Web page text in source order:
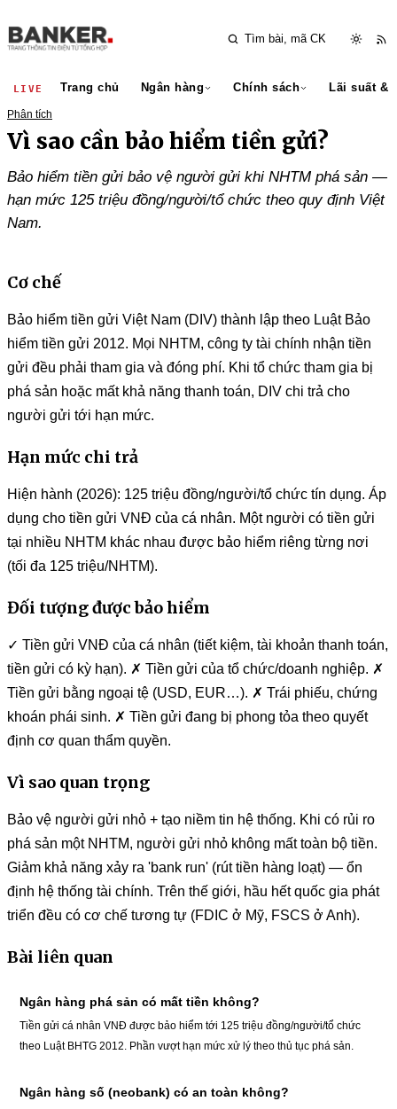
LIVE Trang chủ Ngân hàng Chính sách Lãi suất &
Phân tích
Vì sao cần bảo hiểm tiền gửi?
Bảo hiểm tiền gửi bảo vệ người gửi khi NHTM phá sản —
hạn mức 125 triệu đồng/người/tổ chức theo quy định Việt
Nam.
Cơ chế
Bảo hiểm tiền gửi Việt Nam (DIV) thành lập theo Luật Bảo
hiểm tiền gửi 2012. Mọi NHTM, công ty tài chính nhận tiền
gửi đều phải tham gia và đóng phí. Khi tổ chức tham gia bị
phá sản hoặc mất khả năng thanh toán, DIV chi trả cho
người gửi tới hạn mức.
Hạn mức chi trả
Hiện hành (2026): 125 triệu đồng/người/tổ chức tín dụng. Áp
dụng cho tiền gửi VNĐ của cá nhân. Một người có tiền gửi
tại nhiều NHTM khác nhau được bảo hiểm riêng từng nơi
(tối đa 125 triệu/NHTM).
Đối tượng được bảo hiểm
✓ Tiền gửi VNĐ của cá nhân (tiết kiệm, tài khoản thanh toán,
tiền gửi có kỳ hạn). ✗ Tiền gửi của tổ chức/doanh nghiệp. ✗
Tiền gửi bằng ngoại tệ (USD, EUR…). ✗ Trái phiếu, chứng
khoán phái sinh. ✗ Tiền gửi đang bị phong tỏa theo quyết
định cơ quan thẩm quyền.
Vì sao quan trọng
Bảo vệ người gửi nhỏ + tạo niềm tin hệ thống. Khi có rủi ro
phá sản một NHTM, người gửi nhỏ không mất toàn bộ tiền.
Giảm khả năng xảy ra 'bank run' (rút tiền hàng loạt) — ổn
định hệ thống tài chính. Trên thế giới, hầu hết quốc gia phát
triển đều có cơ chế tương tự (FDIC ở Mỹ, FSCS ở Anh).
Bài liên quan
Ngân hàng phá sản có mất tiền không?
Tiền gửi cá nhân VNĐ được bảo hiểm tới 125 triệu đồng/người/tổ chức
theo Luật BHTG 2012. Phần vượt hạn mức xử lý theo thủ tục phá sản.
Ngân hàng số (neobank) có an toàn không?